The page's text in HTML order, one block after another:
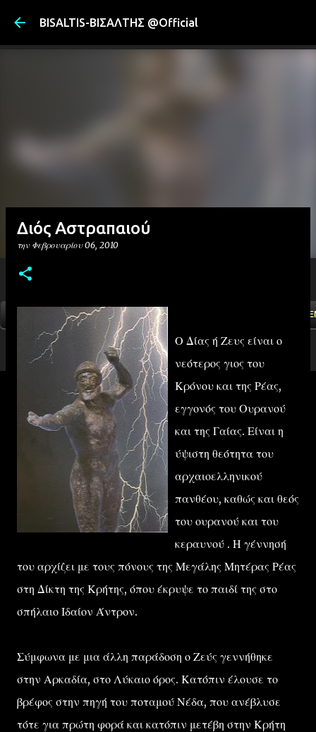
BISALTIS-ΒΙΣΑΛΤΗΣ @Official
YOUTUBE
Διός Αστραπαιού
την Φεβρουαρίου 06, 2010
Ο Δίας ή Ζευς είναι ο
νεότερος γιος του
Κρόνου και της Ρέας,
εγγονός του Ουρανού
και της Γαίας. Είναι η
ύψιστη θεότητα του
αρχαιοελληνικού
πανθέου, καθώς και θεός
του ουρανού και του
κεραυνού . Η γέννησή
του αρχίζει με τους πόνους της Μεγάλης Μητέρας Ρέας
στη Δίκτη της Κρήτης, όπου έκρυψε το παιδί της στο
σπήλαιο Ιδαίον Άντρον.
Σύμφωνα με μια άλλη παράδοση ο Ζεύς γεννήθηκε
στην Αρκαδία, στο Λύκαιο όρος. Κατόπιν έλουσε το
βρέφος στην πηγή του ποταμού Νέδα, που ανέβλυσε
τότε για πρώτη φορά και κατόπιν μετέβη στην Κρήτη